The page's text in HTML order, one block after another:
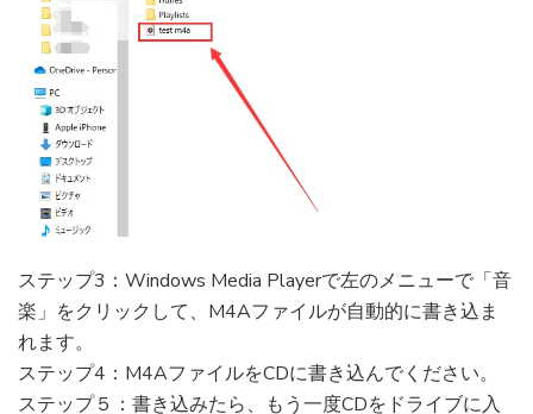
ステップ3：Windows Media Playerで左のメニューで「音
楽」をクリックして、M4Aファイルが自動的に書き込ま
れます。
ステップ4：M4AファイルをCDに書き込んでください。
ステップ５：書き込みたら、もう一度CDをドライブに入